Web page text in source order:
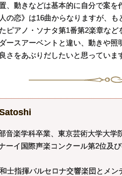
、動きなどは基本的に自分で案を
の恋》は16曲からなりますが、
ピアノ・ソナタ第1番第2楽章など
ースアーベントと違い、動きや照
さをあぶりだしたいと思っていま
音楽学科卒業、東京芸術大学大
ーイ国際声楽コンクール第2位及
士指揮バルセロナ交響楽団とメ